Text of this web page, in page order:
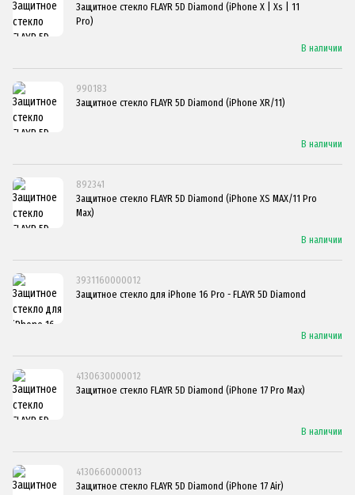
Защитное стекло FLAYR 5D Diamond (iPhone X | Xs | 11
Pro)
В наличии
990183
Защитное стекло FLAYR 5D Diamond (iPhone XR/11)
В наличии
892341
Защитное стекло FLAYR 5D Diamond (iPhone XS MAX/11 Pro
Max)
В наличии
3931160000012
Защитное стекло для iPhone 16 Pro - FLAYR 5D Diamond
В наличии
4130630000012
Защитное стекло FLAYR 5D Diamond (iPhone 17 Pro Max)
В наличии
4130660000013
Защитное стекло FLAYR 5D Diamond (iPhone 17 Air)